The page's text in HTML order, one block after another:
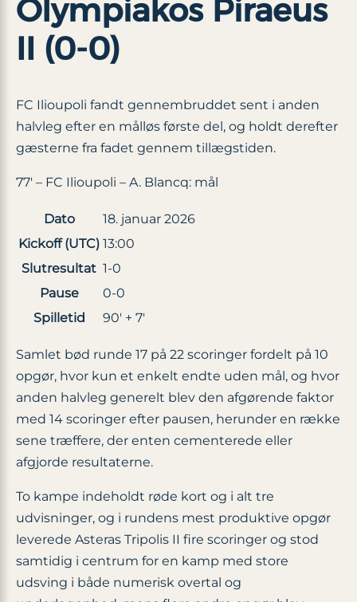
Olympiakos Piraeus
II (0-0)
FC Ilioupoli fandt gennembruddet sent i anden
halvleg efter en målløs første del, og holdt derefter
gæsterne fra fadet gennem tillægstiden.
77′ – FC Ilioupoli – A. Blancq: mål
Dato
18. januar 2026
Kickoff (UTC) 13:00
Slutresultat 1-0
Pause
0-0
Spilletid
90′ + 7′
Samlet bød runde 17 på 22 scoringer fordelt på 10
opgør, hvor kun et enkelt endte uden mål, og hvor
anden halvleg generelt blev den afgørende faktor
med 14 scoringer efter pausen, herunder en række
sene træffere, der enten cementerede eller
afgjorde resultaterne.
To kampe indeholdt røde kort og i alt tre
udvisninger, og i rundens mest produktive opgør
leverede Asteras Tripolis II fire scoringer og stod
samtidig i centrum for en kamp med store
udsving i både numerisk overtal og